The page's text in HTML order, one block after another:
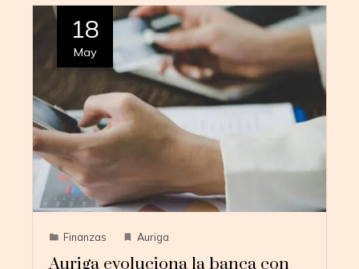
18
May
Finanzas Auriga
Auriga evoluciona la banca con